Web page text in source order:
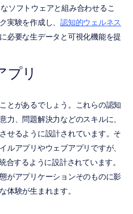
ソフトウェアと組み合わせるこ
実験を作成し、 認知的ウェルネス
必要な生データと可視化機能を提
プリ
とがあるでしょう。これらの認知
力、問題解決力などのスキルに、
せるように設計されています。そ
ルアプリやウェブアプリですが、
合するように設計されています。
がアプリケーションそのものに影
体験が生まれます。